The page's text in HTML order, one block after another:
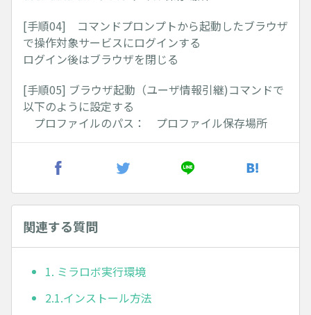
[手順04] コマンドプロンプトから起動したブラウザ
で操作対象サービスにログインする
ログイン後はブラウザを閉じる
[手順05] ブラウザ起動（ユーザ情報引継)コマンドで
以下のように設定する
プロファイルのパス： プロファイル保存場所
関連する質問
1. ミラロボ実行環境
2.1.インストール方法